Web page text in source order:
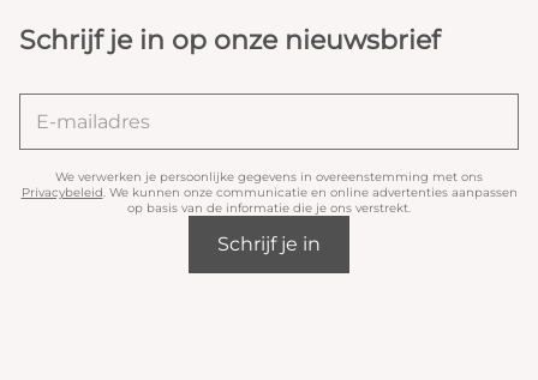
Schrijf je in op onze nieuwsbrief
We verwerken je persoonlijke gegevens in overeenstemming met ons
Privacybeleid. We kunnen onze communicatie en online advertenties aanpassen
op basis van de informatie die je ons verstrekt.
Schrijf je in